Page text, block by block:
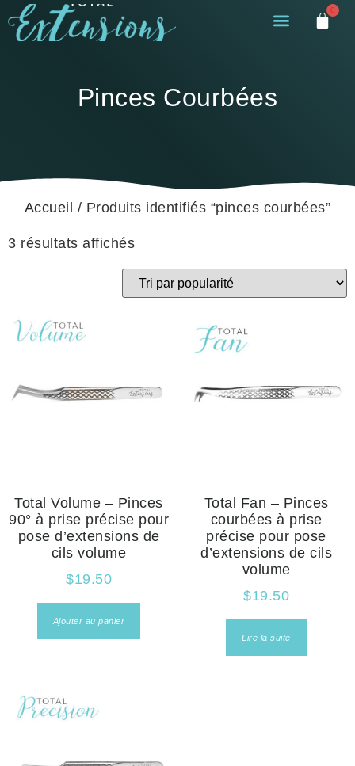
0
Pinces Courbées
Accueil / Produits identifiés “pinces courbées”
3 résultats affichés
Total Volume – Pinces
90° à prise précise pour
pose d’extensions de
cils volume
$19.50
Ajouter au panier
Total Fan – Pinces
courbées à prise
précise pour pose
d’extensions de cils
volume
$19.50
Lire la suite